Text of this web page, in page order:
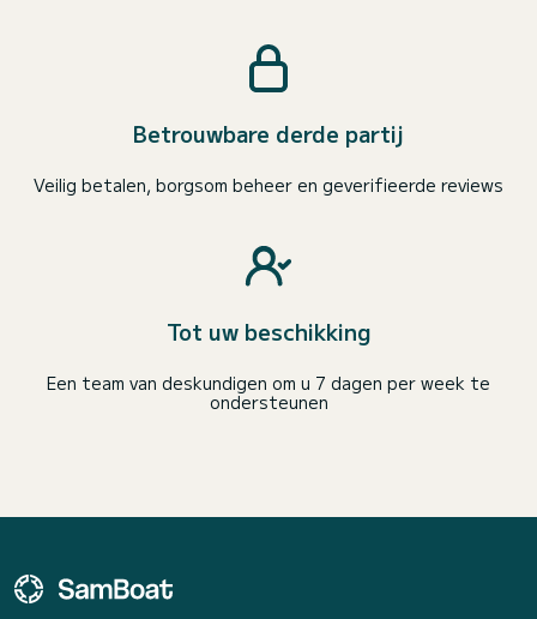
Betrouwbare derde partij
Veilig betalen, borgsom beheer en geverifieerde reviews
Tot uw beschikking
Een team van deskundigen om u 7 dagen per week te
ondersteunen